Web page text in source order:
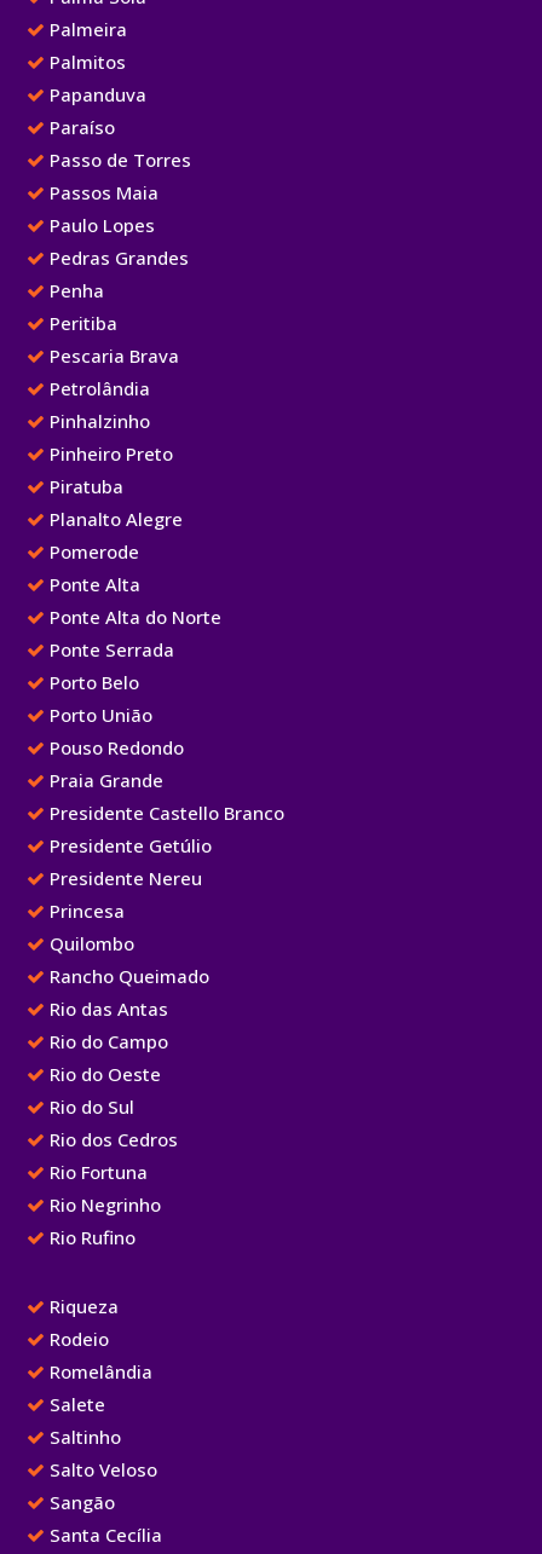
Palmeira
Palmitos
Papanduva
Paraíso
Passo de Torres
Passos Maia
Paulo Lopes
Pedras Grandes
Penha
Peritiba
Pescaria Brava
Petrolândia
Pinhalzinho
Pinheiro Preto
Piratuba
Planalto Alegre
Pomerode
Ponte Alta
Ponte Alta do Norte
Ponte Serrada
Porto Belo
Porto União
Pouso Redondo
Praia Grande
Presidente Castello Branco
Presidente Getúlio
Presidente Nereu
Princesa
Quilombo
Rancho Queimado
Rio das Antas
Rio do Campo
Rio do Oeste
Rio do Sul
Rio dos Cedros
Rio Fortuna
Rio Negrinho
Rio Rufino
Riqueza
Rodeio
Romelândia
Salete
Saltinho
Salto Veloso
Sangão
Santa Cecília